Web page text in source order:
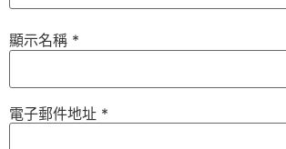
顯示名稱 *
電子郵件地址 *